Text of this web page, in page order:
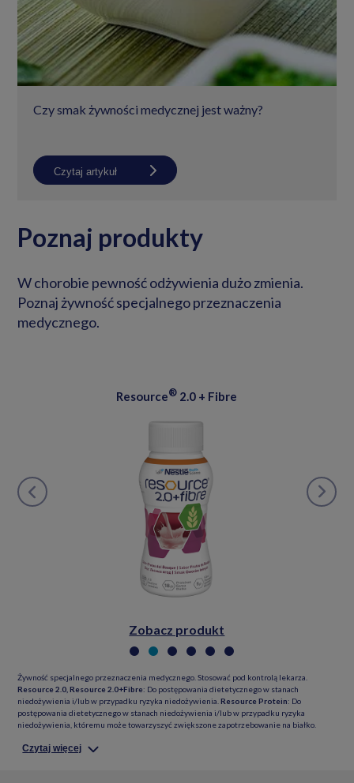
Czy smak żywności medycznej jest ważny?
Czytaj artykuł
Poznaj produkty
W chorobie pewność odżywienia dużo zmienia.
Poznaj żywność specjalnego przeznaczenia
medycznego.
Resource® 2.0 + Fibre
Zobacz produkt
prev next
Żywność specjalnego przeznaczenia medycznego. Stosować pod kontrolą lekarza.
Resource 2.0, Resource 2.0+Fibre: Do postępowania dietetycznego w stanach
niedożywienia i/lub w przypadku ryzyka niedożywienia.Resource Protein: Do
postępowania dietetycznego w stanach niedożywienia i/lub w przypadku ryzyka
niedożywienia, któremu może towarzyszyć zwiększone zapotrzebowanie na białko.
Czytaj więcej